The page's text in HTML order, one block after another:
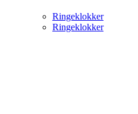
Ringeklokker
Ringeklokker